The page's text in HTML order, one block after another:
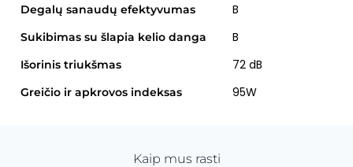
Degalų sanaudų efektyvumas B
Sukibimas su šlapia kelio danga B
Išorinis triukšmas 72 dB
Greičio ir apkrovos indeksas 95W
Kaip mus rasti